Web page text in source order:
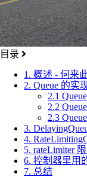
目录
1. 概述 - 何来
2. Queue 的实
2.1
2.2
2.3
3.
4.
5. rateLimiter
6. 控制器里用
7. 总结